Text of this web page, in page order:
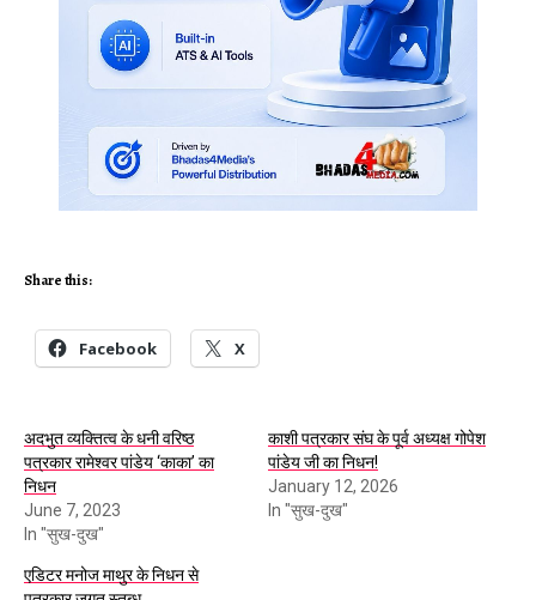
Share this:
Facebook X
अदभुत व्यक्तित्व के धनी वरिष्ठ
पत्रकार रामेश्वर पांडेय ‘काका’ का
निधन
June 7, 2023
In "सुख-दुख"
काशी पत्रकार संघ के पूर्व अध्यक्ष गोपेश
पांडेय जी का निधन!
January 12, 2026
In "सुख-दुख"
एडिटर मनोज माथुर के निधन से